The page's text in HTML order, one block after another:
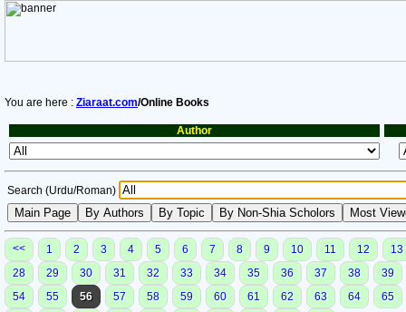
You are here : Ziaraat.com/Online Books
Author
Search (Urdu/Roman)
<< 1 2 3 4 5 6 7 8 9 10 11 12
13
28
29 30 31 32 33 34 35 36 37 38
39
54
55 56 57 58 59 60 61 62 63 64
65